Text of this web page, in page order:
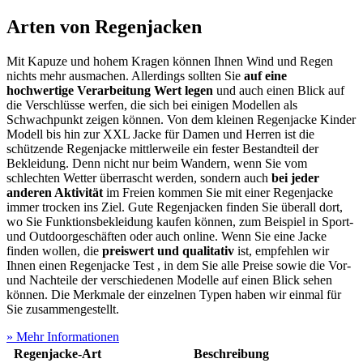
Arten von Regenjacken
Mit Kapuze und hohem Kragen können Ihnen Wind und Regen
nichts mehr ausmachen. Allerdings sollten Sie auf eine
hochwertige Verarbeitung Wert legen und auch einen Blick auf
die Verschlüsse werfen, die sich bei einigen Modellen als
Schwachpunkt zeigen können. Von dem kleinen Regenjacke Kinder
Modell bis hin zur XXL Jacke für Damen und Herren ist die
schützende Regenjacke mittlerweile ein fester Bestandteil der
Bekleidung. Denn nicht nur beim Wandern, wenn Sie vom
schlechten Wetter überrascht werden, sondern auch bei jeder
anderen Aktivität im Freien kommen Sie mit einer Regenjacke
immer trocken ins Ziel. Gute Regenjacken finden Sie überall dort,
wo Sie Funktionsbekleidung kaufen können, zum Beispiel in Sport-
und Outdoorgeschäften oder auch online. Wenn Sie eine Jacke
finden wollen, die preiswert und qualitativ ist, empfehlen wir
Ihnen einen Regenjacke Test , in dem Sie alle Preise sowie die Vor-
und Nachteile der verschiedenen Modelle auf einen Blick sehen
können. Die Merkmale der einzelnen Typen haben wir einmal für
Sie zusammengestellt.
» Mehr Informationen
Regenjacke-Art
Beschreibung